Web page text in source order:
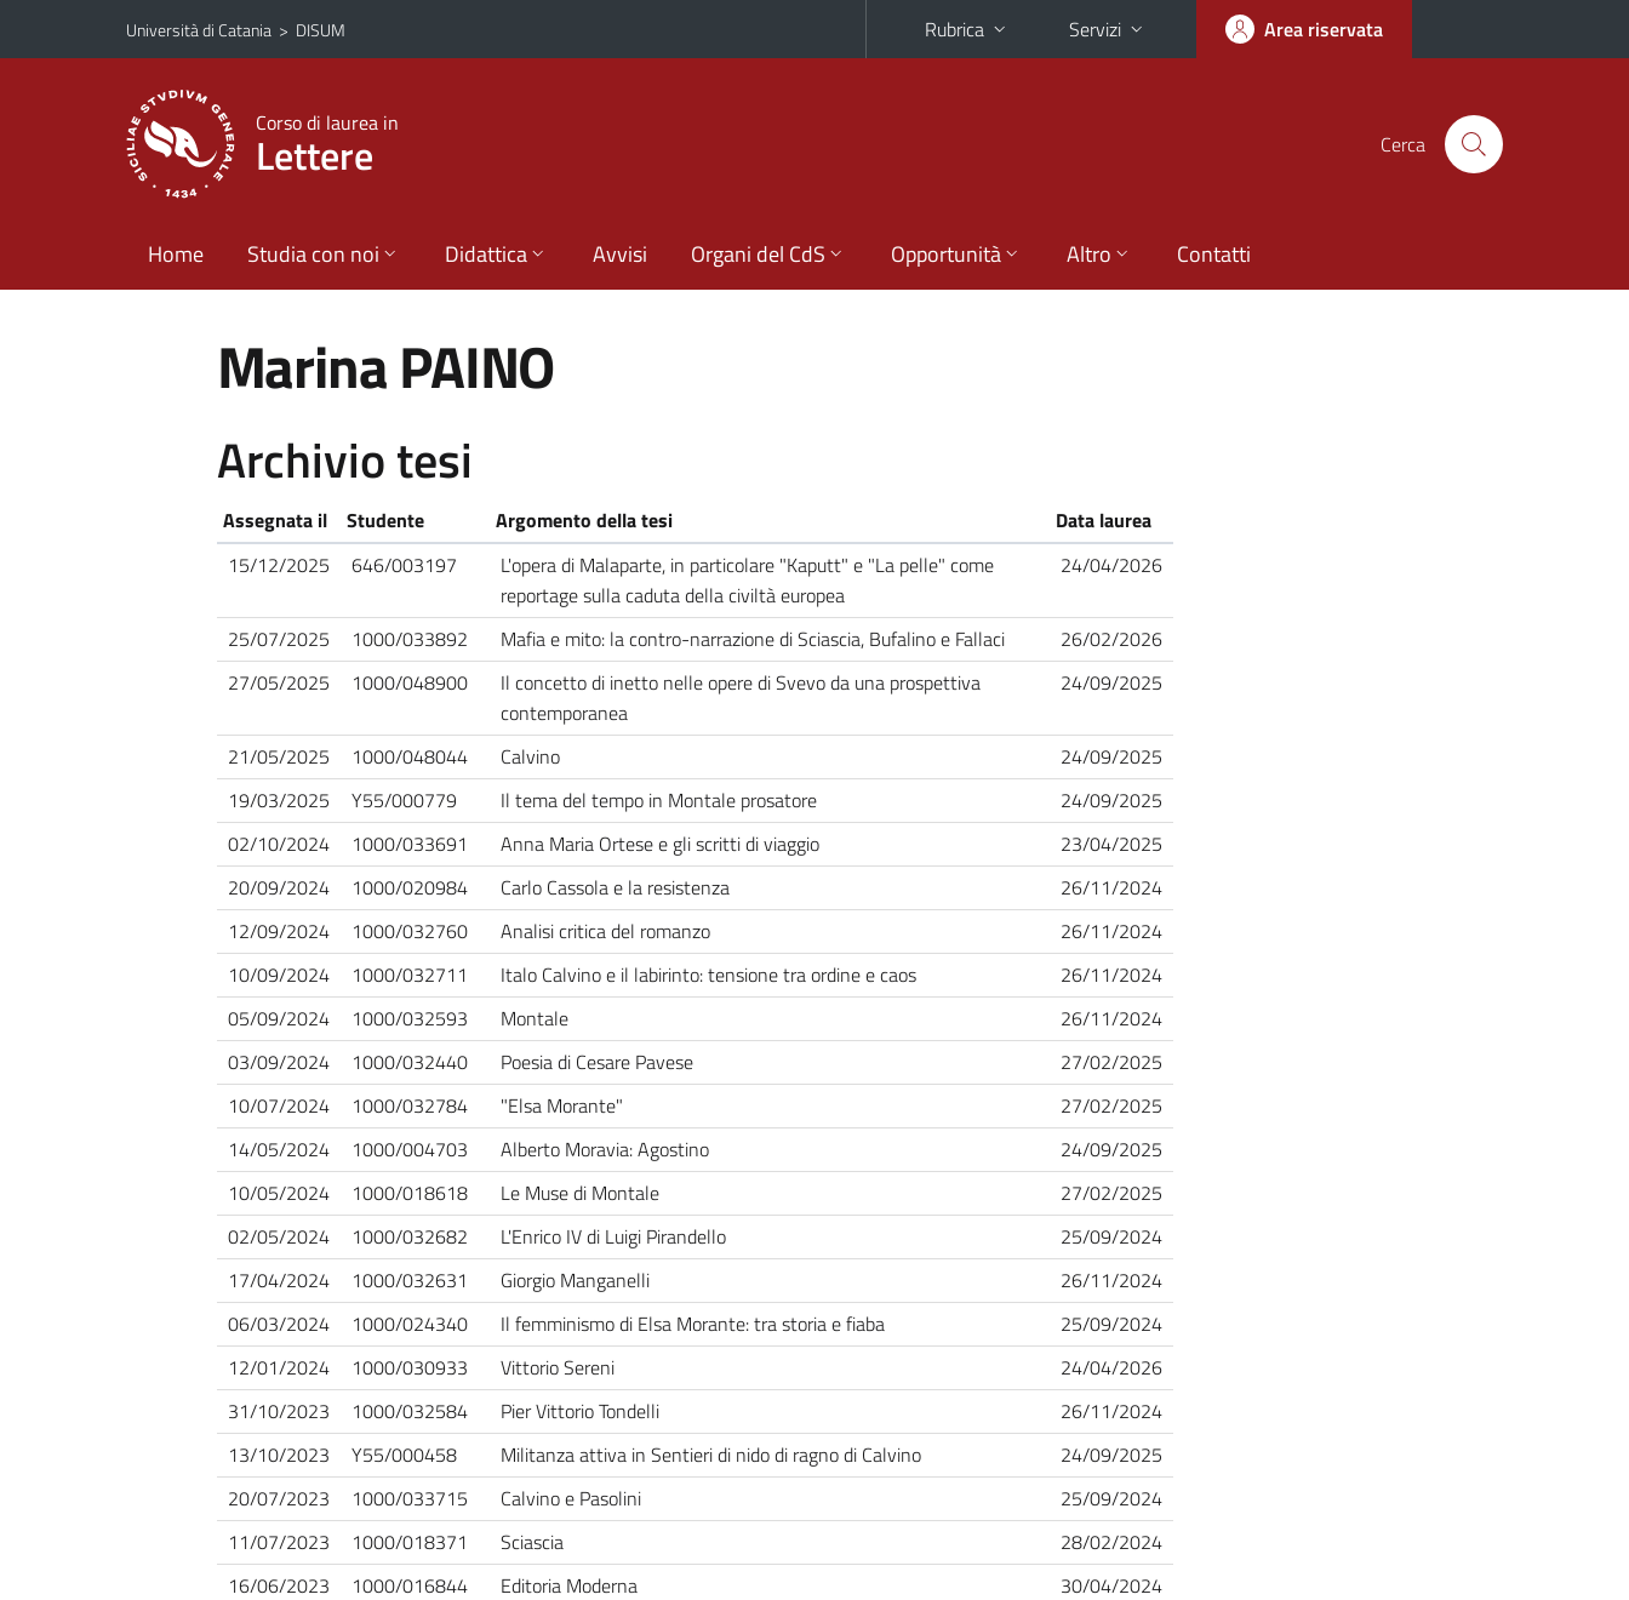
Vai al contenuto principale
Vai al menu di navigazione
Università di Catania > DISUM Rubrica Servizi Area riservata
Corso di laurea in
Lettere Cerca
Home Studia con noi Didattica Avvisi Organi del CdS Opportunità Altro Contatti
Marina PAINO
Archivio tesi
Assegnata il Studente Argomento della tesi
Data laurea
15/12/2025
646/003197
L'opera di Malaparte, in particolare "Kaputt" e "La pelle" come
reportage sulla caduta della civiltà europea
24/04/2026
25/07/2025 1000/033892 Mafia e mito: la contro-narrazione di Sciascia, Bufalino e Fallaci
26/02/2026
27/05/2025
1000/048900
Il concetto di inetto nelle opere di Svevo da una prospettiva
contemporanea
24/09/2025
21/05/2025 1000/048044 Calvino
24/09/2025
19/03/2025
Y55/000779 Il tema del tempo in Montale prosatore
24/09/2025
02/10/2024
1000/033691 Anna Maria Ortese e gli scritti di viaggio
23/04/2025
20/09/2024
1000/020984 Carlo Cassola e la resistenza
26/11/2024
12/09/2024
1000/032760 Analisi critica del romanzo
26/11/2024
10/09/2024
1000/032711 Italo Calvino e il labirinto: tensione tra ordine e caos
26/11/2024
05/09/2024
1000/032593 Montale
26/11/2024
03/09/2024
1000/032440 Poesia di Cesare Pavese
27/02/2025
10/07/2024
1000/032784 "Elsa Morante"
27/02/2025
14/05/2024
1000/004703 Alberto Moravia: Agostino
24/09/2025
10/05/2024
1000/018618 Le Muse di Montale
27/02/2025
02/05/2024
1000/032682 L'Enrico IV di Luigi Pirandello
25/09/2024
17/04/2024
1000/032631 Giorgio Manganelli
26/11/2024
06/03/2024
1000/024340 Il femminismo di Elsa Morante: tra storia e fiaba
25/09/2024
12/01/2024
1000/030933 Vittorio Sereni
24/04/2026
31/10/2023
1000/032584 Pier Vittorio Tondelli
26/11/2024
13/10/2023
Y55/000458 Militanza attiva in Sentieri di nido di ragno di Calvino
24/09/2025
20/07/2023
1000/033715 Calvino e Pasolini
25/09/2024
11/07/2023
1000/018371 Sciascia
28/02/2024
16/06/2023
1000/016844 Editoria Moderna
30/04/2024